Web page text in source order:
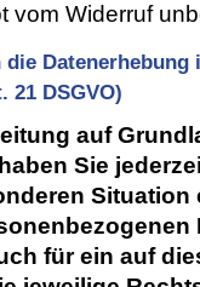
vom Widerruf
Datenerhebung
21 DSGVO)
auf
Sie
Situation
für ein auf